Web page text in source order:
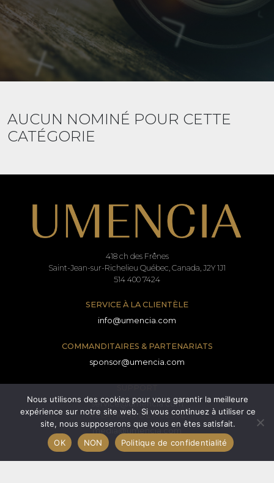
AUCUN NOMINÉ POUR CETTE
CATÉGORIE
418 ch des Frênes
Saint-Jean-sur-Richelieu Québec, Canada, J2Y 1J1
514 400 7424
SERVICE À LA CLIENTÈLE
info@umencia.com
COMMANDITAIRES & PARTENARIATS
sponsor@umencia.com
service@umencia.com
RELATIONS DE PRESSE
media@umencia.com
Nous utilisons des cookies pour vous garantir la meilleure
expérience sur notre site web. Si vous continuez à utiliser ce
site, nous supposerons que vous en êtes satisfait.
OK
NON Politique de confidentialité